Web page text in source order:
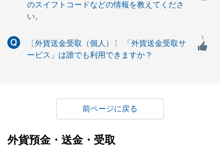
のスイフトコードなどの情報を教えてくださ
い。
〔外貨送金受取（個人）〕 「外貨送金受取サ
ービス」は誰でも利用できますか？
1
戻る
外貨預金・送金・受取